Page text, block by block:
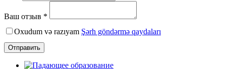
Ваш отзыв *
Oxudum və razıyam Şərh göndərmə qaydaları
Отправить